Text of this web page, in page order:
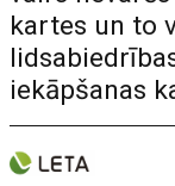
kartes un to
iekāpšanas